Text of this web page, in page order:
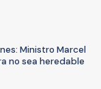
Ministro Marcel
no sea heredable